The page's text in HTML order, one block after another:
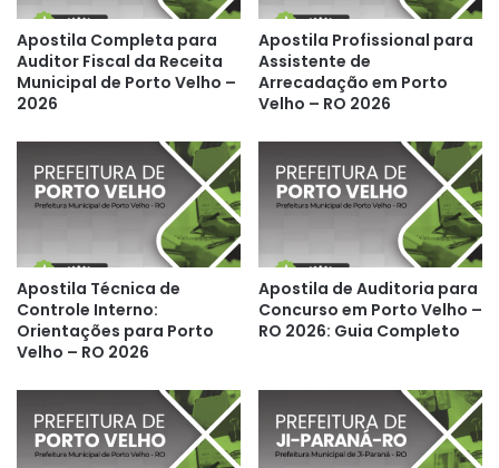
Apostila Completa para
Auditor Fiscal da Receita
Municipal de Porto Velho –
2026
Apostila Profissional para
Assistente de
Arrecadação em Porto
Velho – RO 2026
Apostila Técnica de
Controle Interno:
Orientações para Porto
Velho – RO 2026
Apostila de Auditoria para
Concurso em Porto Velho –
RO 2026: Guia Completo